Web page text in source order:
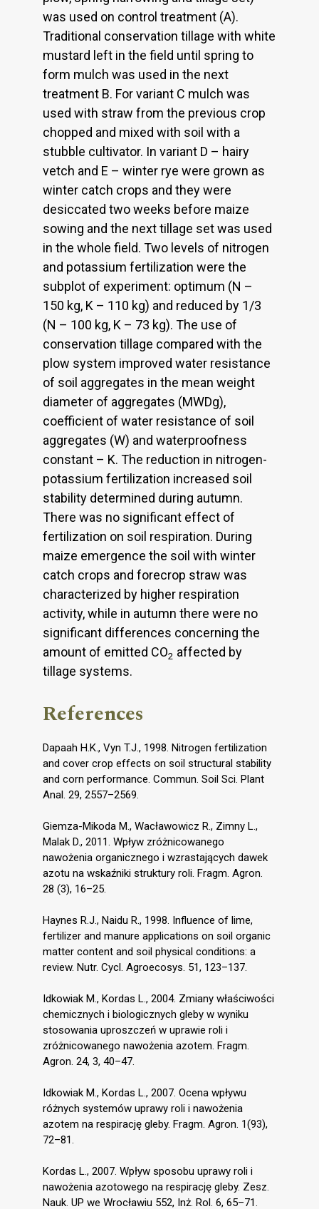
was used on control treatment (A).
Traditional conservation tillage with white
mustard left in the field until spring to
form mulch was used in the next
treatment B. For variant C mulch was
used with straw from the previous crop
chopped and mixed with soil with a
stubble cultivator. In variant D – hairy
vetch and E – winter rye were grown as
winter catch crops and they were
desiccated two weeks before maize
sowing and the next tillage set was used
in the whole field. Two levels of nitrogen
and potassium fertilization were the
subplot of experiment: optimum (N –
150 kg, K – 110 kg) and reduced by 1/3
(N – 100 kg, K – 73 kg). The use of
conservation tillage compared with the
plow system improved water resistance
of soil aggregates in the mean weight
diameter of aggregates (MWDg),
coefficient of water resistance of soil
aggregates (W) and waterproofness
constant – K. The reduction in nitrogen-
potassium fertilization increased soil
stability determined during autumn.
There was no significant effect of
fertilization on soil respiration. During
maize emergence the soil with winter
catch crops and forecrop straw was
characterized by higher respiration
activity, while in autumn there were no
significant differences concerning the
amount of emitted CO2 affected by
tillage systems.
References
Dapaah H.K., Vyn T.J., 1998. Nitrogen fertilization
and cover crop effects on soil structural stability
and corn performance. Commun. Soil Sci. Plant
Anal. 29, 2557–2569.
Giemza-Mikoda M., Wacławowicz R., Zimny L.,
Malak D., 2011. Wpływ zróżnicowanego
nawożenia organicznego i wzrastających dawek
azotu na wskaźniki struktury roli. Fragm. Agron.
28 (3), 16–25.
Haynes R.J., Naidu R., 1998. Influence of lime,
fertilizer and manure applications on soil organic
matter content and soil physical conditions: a
review. Nutr. Cycl. Agroecosys. 51, 123–137.
Idkowiak M., Kordas L., 2004. Zmiany właściwości
chemicznych i biologicznych gleby w wyniku
stosowania uproszczeń w uprawie roli i
zróżnicowanego nawożenia azotem. Fragm.
Agron. 24, 3, 40–47.
Idkowiak M., Kordas L., 2007. Ocena wpływu
różnych systemów uprawy roli i nawożenia
azotem na respirację gleby. Fragm. Agron. 1(93),
72–81.
Kordas L., 2007. Wpływ sposobu uprawy roli i
nawożenia azotowego na respirację gleby. Zesz.
Nauk. UP we Wrocławiu 552, Inż. Rol. 6, 65–71.